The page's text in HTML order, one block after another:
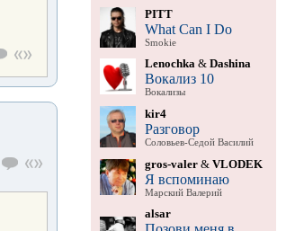
PITT
What Can I Do
Smokie
Lenochka & Dashina
Вокализ 10
Вокализы
kir4
Разговор
Соловьев-Седой Василий
gros-valer& VLODEK
Я вспоминаю
Марский Валерий
alsar